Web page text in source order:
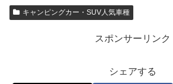
キャンピングカー・SUV人気車種
スポンサーリンク
シェアする